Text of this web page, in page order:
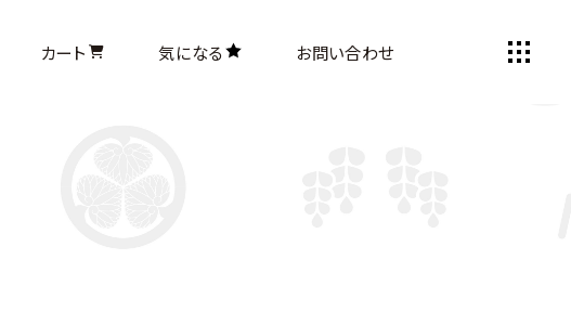
カート 気になる お問い合わせ